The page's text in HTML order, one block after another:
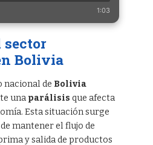
1:03
sector
Bolivia
nacional de Bolivia
una parálisis que afecta
Esta situación surge
mantener el flujo de
y salida de productos